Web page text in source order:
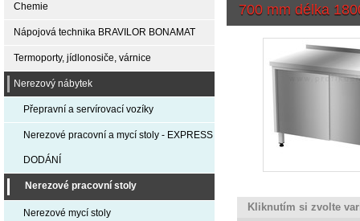
700 mm délka
Kliknutím si zvolte
Chemie
Nápojová technika BRAVILOR BONAMAT
Termoporty, jídlonosiče, várnice
Nerezový nábytek
Přepravní a servírovací vozíky
Nerezové pracovní a mycí stoly - EXPRESS
DODÁNÍ
Nerezové pracovní stoly
Nerezové mycí stoly